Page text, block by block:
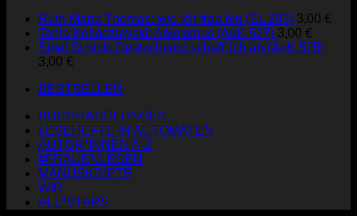
Ruth-Maria Thomas: wie ich frau bin (SL 203) 3,00 €
Tanja Kollodzieyski: Ableismus (AuK 527) 3,00 €
Sibel Schick: Deutschland schaff' ich ab (AuK 525)
3,00 €
BESTSELLER
BUCHHANDLUNGEN
LESEHEFTE IN AUTOMATEN
AUTOR*INNEN A-Z
#FRAUENLESEN
MANUSKRIPTE
WIR
ALL*STARS